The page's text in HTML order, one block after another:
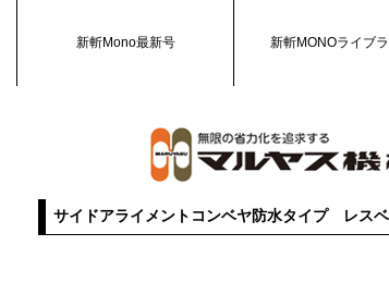
新斬Mono最新号 新斬MONOライブ
サイドアライメントコンベヤ防水タイプ レス